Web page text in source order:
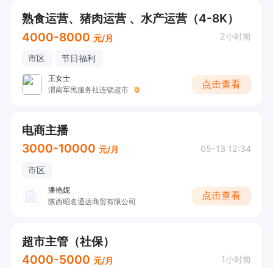
熟食运营、猪肉运营 ​、水产运营（4-8K）
4000-8000 元/月 2小时前
市区 节日福利
王女士
渭南军民服务社连锁超市
点击查看
电商主播
3000-10000 元/月 05-13 12:34
市区
潘艳妮
陕西昭名通达商贸有限公司
点击查看
超市主管（社保）
4000-5000 元/月 1小时前